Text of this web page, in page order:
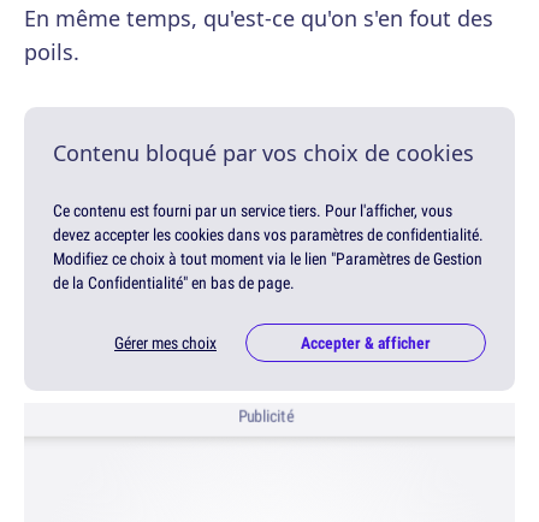
En même temps, qu'est-ce qu'on s'en fout des
poils.
Contenu bloqué par vos choix de cookies
Ce contenu est fourni par un service tiers. Pour l'afficher, vous
devez accepter les cookies dans vos paramètres de confidentialité.
Modifiez ce choix à tout moment via le lien "Paramètres de Gestion
de la Confidentialité" en bas de page.
Gérer mes choix Accepter & afficher
Publicité